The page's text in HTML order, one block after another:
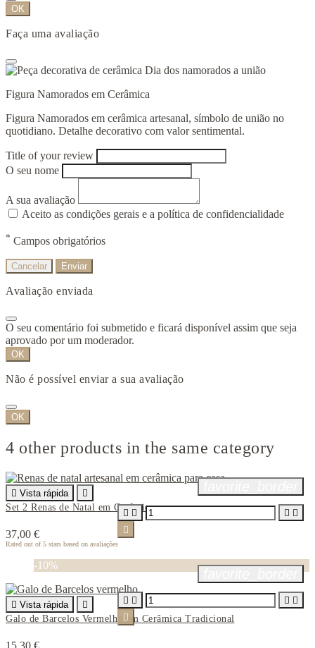
OK
Faça uma avaliação
Figura Namorados em Cerâmica
Figura Namorados em cerâmica artesanal, símbolo de união no
quotidiano. Detalhe decorativo com valor sentimental.
Title of your review
O seu nome
A sua avaliação
Aceito as condições gerais e a política de confidencialidade
* Campos obrigatórios
Cancelar Enviar
Avaliação enviada
O seu comentário foi submetido e ficará disponível assim que seja
aprovado por um moderador.
OK
Não é possível enviar a sua avaliação
OK
4 other products in the same category
 Vista rápida

Set 2 Renas de Natal em Cerâmica
37,00 €
Rated out of 5 stars based on avaliações
   

-10%
 Vista rápida

Galo de Barcelos Vermelho em Cerâmica Tradicional
15,30 €
   
